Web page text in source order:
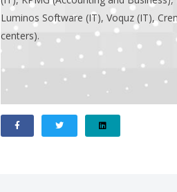
Luminos Software (IT), Voquz (IT),
centers).